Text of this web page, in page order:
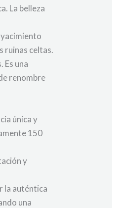
La belleza
ruinas celtas.
Es una
renombre
única y
150
y
la auténtica
una